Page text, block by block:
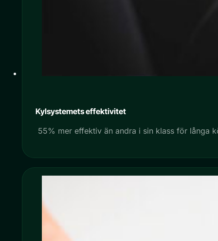
Kylsystemets effektivitet
55% mer effektiv än andra i sin klass för långa